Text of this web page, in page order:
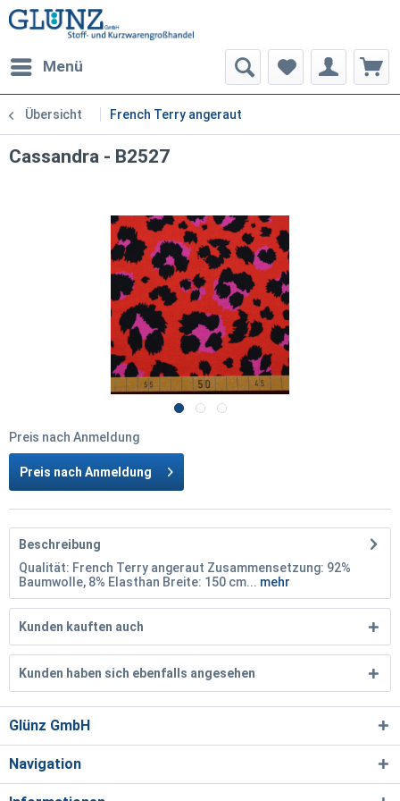
Menü
Übersicht French Terry angeraut
Cassandra - B2527
Preis nach Anmeldung
Preis nach Anmeldung
Beschreibung
Qualität: French Terry angeraut Zusammensetzung: 92%
Baumwolle, 8% Elasthan Breite: 150 cm... mehr
Kunden kauften auch
Kunden haben sich ebenfalls angesehen
Glünz GmbH
Navigation